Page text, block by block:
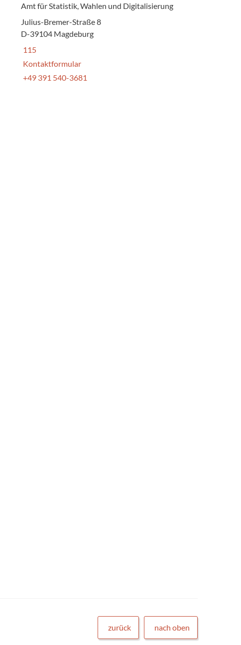
Amt für Statistik, Wahlen und Digitalisierung
Julius-Bremer-Straße 8
D-39104 Magdeburg
115
Kontaktformular
+49 391 540-3681
zurück nach oben